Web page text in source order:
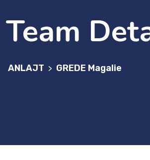
Team
ANLAJT > GREDE Magalie